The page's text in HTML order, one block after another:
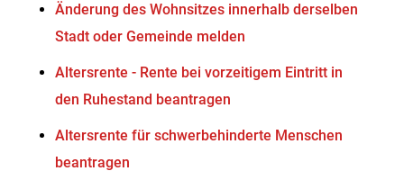
Änderung des Wohnsitzes innerhalb derselben
Stadt oder Gemeinde melden
Altersrente - Rente bei vorzeitigem Eintritt in
den Ruhestand beantragen
Altersrente für schwerbehinderte Menschen
beantragen